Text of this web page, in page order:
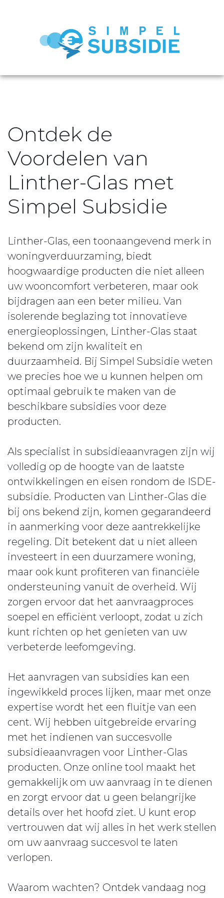
Ontdek de
Voordelen van
Linther-Glas met
Simpel Subsidie
Linther-Glas, een toonaangevend merk in
woningverduurzaming, biedt
hoogwaardige producten die niet alleen
uw wooncomfort verbeteren, maar ook
bijdragen aan een beter milieu. Van
isolerende beglazing tot innovatieve
energieoplossingen, Linther-Glas staat
bekend om zijn kwaliteit en
duurzaamheid. Bij Simpel Subsidie weten
we precies hoe we u kunnen helpen om
optimaal gebruik te maken van de
beschikbare subsidies voor deze
producten.
Als specialist in subsidieaanvragen zijn wij
volledig op de hoogte van de laatste
ontwikkelingen en eisen rondom de ISDE-
subsidie. Producten van Linther-Glas die
bij ons bekend zijn, komen gegarandeerd
in aanmerking voor deze aantrekkelijke
regeling. Dit betekent dat u niet alleen
investeert in een duurzamere woning,
maar ook kunt profiteren van financiële
ondersteuning vanuit de overheid. Wij
zorgen ervoor dat het aanvraagproces
soepel en efficiënt verloopt, zodat u zich
kunt richten op het genieten van uw
verbeterde leefomgeving.
Het aanvragen van subsidies kan een
ingewikkeld proces lijken, maar met onze
expertise wordt het een fluitje van een
cent. Wij hebben uitgebreide ervaring
met het indienen van succesvolle
subsidieaanvragen voor Linther-Glas
producten. Onze online tool maakt het
gemakkelijk om uw aanvraag in te dienen
en zorgt ervoor dat u geen belangrijke
details over het hoofd ziet. U kunt erop
vertrouwen dat wij alles in het werk stellen
om uw aanvraag succesvol te laten
verlopen.
Waarom wachten? Ontdek vandaag nog